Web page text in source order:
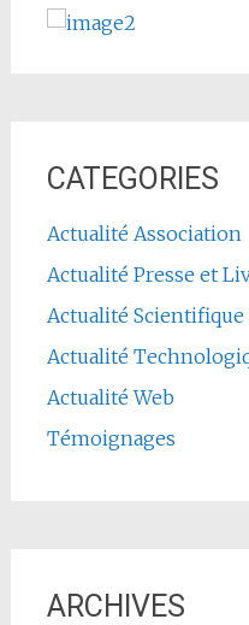
CATEGORIES
Actualité Association
Actualité Presse et
Actualité Scientifique
Actualité
Actualité Web
Témoignages
ARCHIVES